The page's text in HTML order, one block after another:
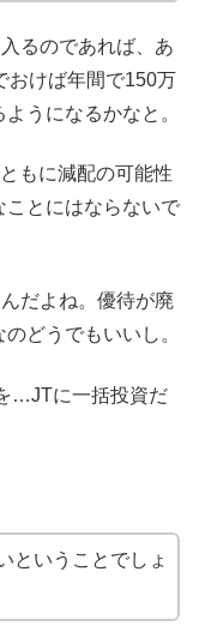
るのであれば、あ
おけば年間で150万
うになるかなと。
もに減配の可能性
ことにはならないで
だよね。優待が廃
どうでもいいし。
…JTに一括投資だ
ということでしょ